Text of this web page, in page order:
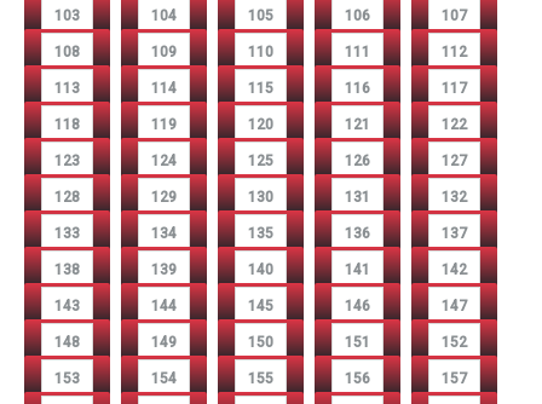
103 104 105 106 107
108 109 110 111 112
113 114 115 116 117
118 119 120 121 122
123 124 125 126 127
128 129 130 131 132
133 134 135 136 137
138 139 140 141 142
143 144 145 146 147
148 149 150 151 152
153 154 155 156 157